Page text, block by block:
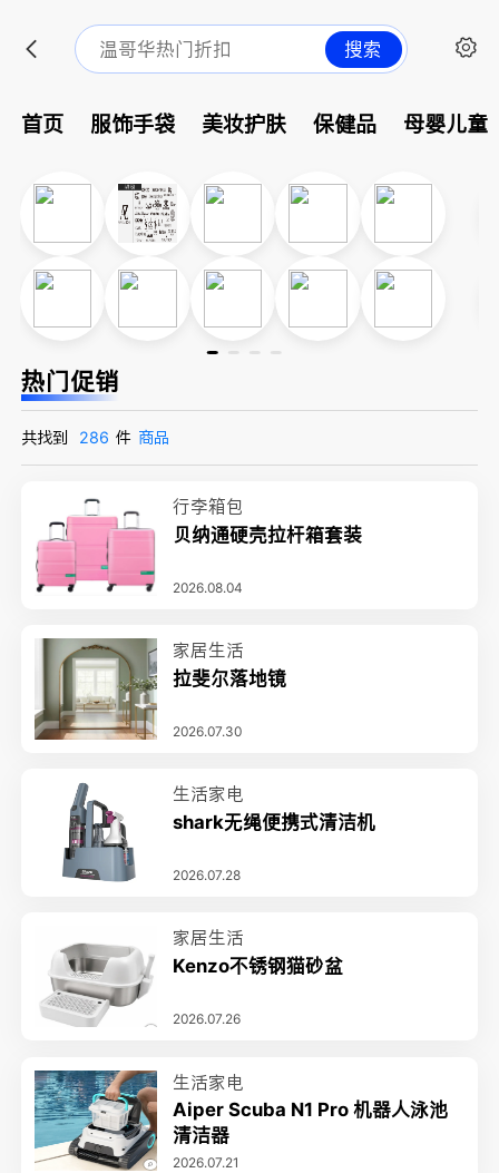
搜索
首页 服饰手袋 美妆护肤 保健品 母婴儿童
热门促销
共找到 286 件 商品
行李箱包
贝纳通硬壳拉杆箱套装
2026.08.04
家居生活
拉斐尔落地镜
2026.07.30
生活家电
shark无绳便携式清洁机
2026.07.28
家居生活
Kenzo不锈钢猫砂盆
2026.07.26
生活家电
Aiper Scuba N1 Pro 机器人泳池
清洁器
2026.07.21